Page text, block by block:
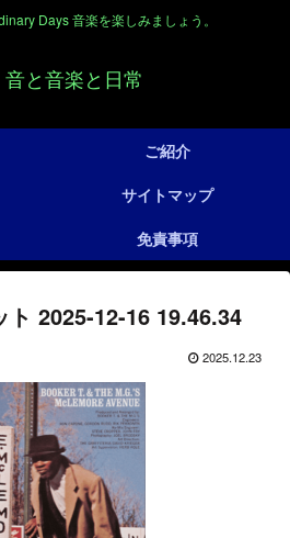
Days 音楽を楽しみましょう。
と音楽と日常
ご紹介
サイトマップ
免責事項
ト 2025-12-16 19.46.34
2025.12.23